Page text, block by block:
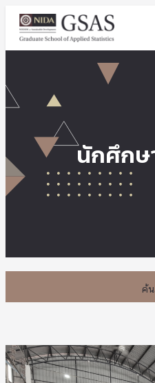
นักศึก
ค้